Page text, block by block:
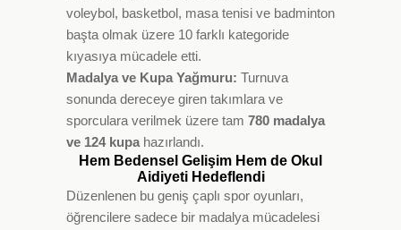
voleybol, basketbol, masa tenisi ve badminton
başta olmak üzere 10 farklı kategoride
kıyasıya mücadele etti.
Madalya ve Kupa Yağmuru: Turnuva
sonunda dereceye giren takımlara ve
sporculara verilmek üzere tam 780 madalya
ve 124 kupa hazırlandı.
Hem Bedensel Gelişim Hem de Okul
Aidiyeti Hedeflendi
Düzenlenen bu geniş çaplı spor oyunları,
öğrencilere sadece bir madalya mücadelesi